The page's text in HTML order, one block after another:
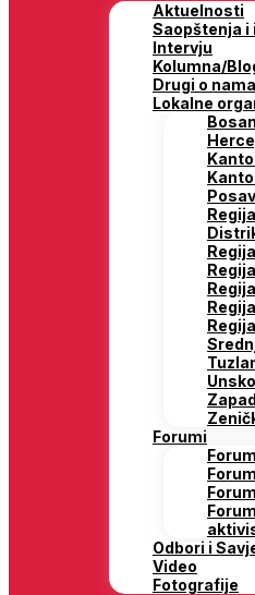
Aktuelnosti
Saopštenja i
Intervju
Kolumna/
Drugi o nama
Lokalne
Forumi
Odbori i
Video
Fotografije